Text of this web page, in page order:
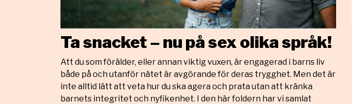
Ta snacket – nu på sex olika språk!
Att du som förälder, eller annan viktig vuxen, är engagerad i barns liv
både på och utanför nätet är avgörande för deras trygghet. Men det är
inte alltid lätt att veta hur du ska agera och prata utan att kränka
barnets integritet och nyfikenhet. I den här foldern har vi samlat